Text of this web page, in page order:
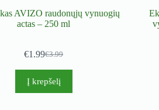
AVIZO raudonųjų vynuogių
actas – 250 ml
€3.99
Original
price
was:
€1.99Current
price
is:
Į krepšelį